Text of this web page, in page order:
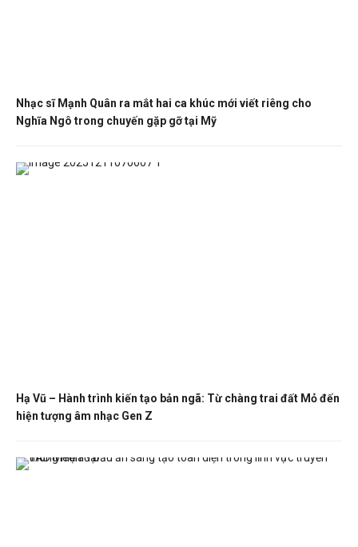
Nhạc sĩ Mạnh Quân ra mắt hai ca khúc mới viết riêng cho
Nghĩa Ngô trong chuyến gặp gỡ tại Mỹ
Hạ Vũ – Hành trình kiến tạo bản ngã: Từ chàng trai đất Mỏ đến
hiện tượng âm nhạc Gen Z